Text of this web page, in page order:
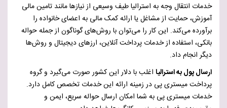
خدمات انتقال وجه به استرالیا طیف وسیعی از نیازها مانند تامین مالی
آموزش، حمایت از مشاغل یا ارائه کمک مالی به اعضای خانواده را
برآورده می‌کند. این کار را می‌توان با روش‌های گوناگون از جمله حواله
بانکی، استفاده از خدمات پرداخت آنلاین، ارزهای دیجیتال و روش‌ها
دیگر انجام داد.
ارسال پول به استرالیا اغلب با دلار این کشور صورت می‌گیرد و گروه
پرداخت میستری پی در زمینه ارائه این خدمات تخصص کامل دارد.
خدمات میستری پی به شما امکان ارسال حواله سریع، ایمن و